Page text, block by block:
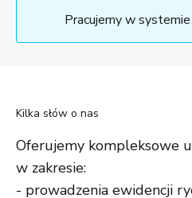
Pracujemy w
Kilka słów o nas
Oferujemy kompleksowe
w zakresie:
- prowadzenia ewidencji